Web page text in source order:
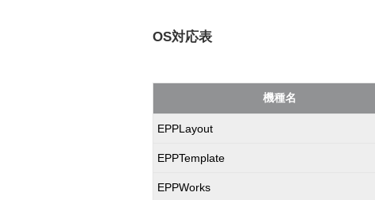
OS対応表
機種名
EPPLayout
EPPTemplate
EPPWorks